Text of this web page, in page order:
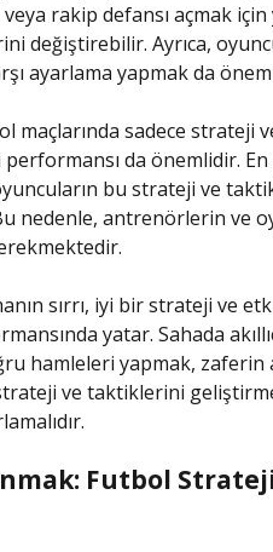
rakip defansı açmak
değiştirebilir. Ayrıca,
ayarlama yapmak da
maçlarında sadece strateji
da önemlidir.
bu strateji ve
nedenle, antrenörlerin ve
sırrı, iyi bir strateji ve
yatar. Sahada
hamleleri yapmak, zaferin
ve taktiklerini
Futbol